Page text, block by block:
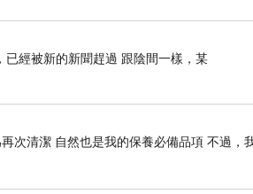
。
經被新的新聞趕過 跟陰間一樣，某
次清潔 自然也是我的保養必備品項 不過，